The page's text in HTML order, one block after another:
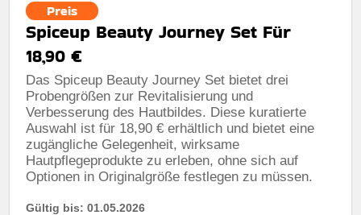
Preis
Spiceup Beauty Journey Set Für
18,90 €
Das Spiceup Beauty Journey Set bietet drei
Probengrößen zur Revitalisierung und
Verbesserung des Hautbildes. Diese kuratierte
Auswahl ist für 18,90 € erhältlich und bietet eine
zugängliche Gelegenheit, wirksame
Hautpflegeprodukte zu erleben, ohne sich auf
Optionen in Originalgröße festlegen zu müssen.
Gültig bis: 01.05.2026